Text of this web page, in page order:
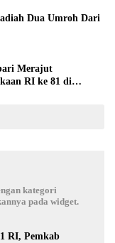
Dua Umroh Dari
Merajut
RI ke 81 di
kategori
pada widget.
RI, Pemkab